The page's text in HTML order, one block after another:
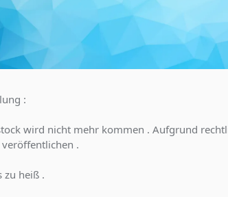
:
wird nicht mehr kommen . Aufgrund
.
zu heiß .